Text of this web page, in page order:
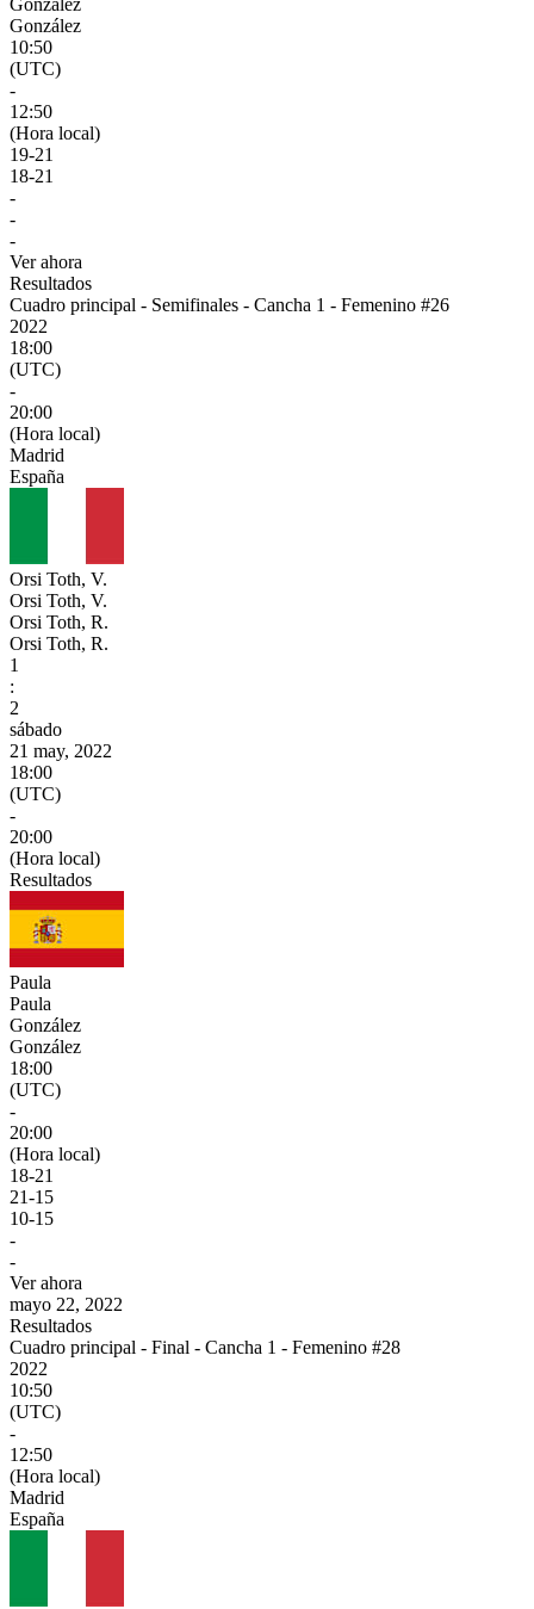
González
10:50
(UTC)
-
12:50
(Hora local)
19-21
18-21
-
-
-
Ver ahora
Resultados
Cuadro principal - Semifinales - Cancha 1 - Femenino #26
2022
18:00
(UTC)
-
20:00
(Hora local)
Madrid
España
Orsi Toth, V.
Orsi Toth, V.
Orsi Toth, R.
Orsi Toth, R.
1
:
2
sábado
21 may, 2022
18:00
(UTC)
-
20:00
(Hora local)
Resultados
Paula
Paula
González
González
18:00
(UTC)
-
20:00
(Hora local)
18-21
21-15
10-15
-
-
Ver ahora
mayo 22, 2022
Resultados
Cuadro principal - Final - Cancha 1 - Femenino #28
2022
10:50
(UTC)
-
12:50
(Hora local)
Madrid
España